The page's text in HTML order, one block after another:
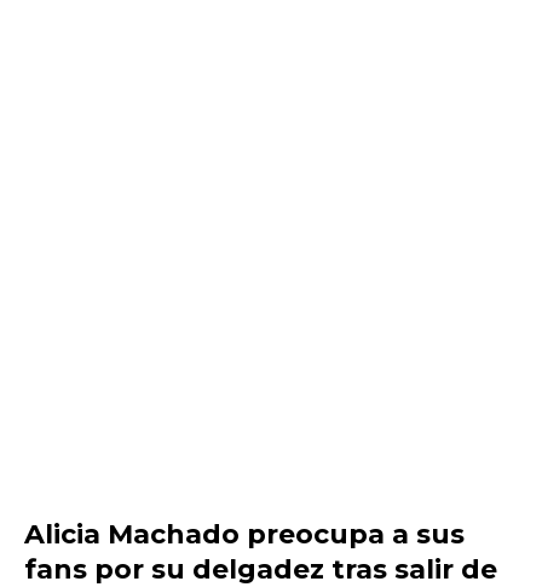
Alicia Machado preocupa a sus
fans por su delgadez tras salir de